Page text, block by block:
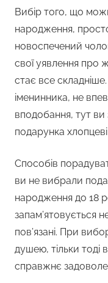
Вибір того, що
народження,
новоспечений
свої уявлення про
стає все
іменинника, не
вподобання, тут ви
подарунка хлопцеві
Способів
ви не вибрали
народження до 18
запам’ятовується
пов’язані. При
душею, тільки тоді
справжнє